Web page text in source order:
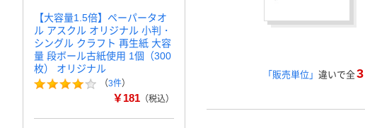
「販売単位」 違いで全3
【大容量1.5倍】ペーパータオ
ル アスクル オリジナル 小判・
シングル クラフト 再生紙 大容
量 段ボール古紙使用 1個（300
枚） オリジナル
（3件）
￥181 （税込）